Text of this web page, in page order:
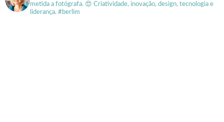
metida a fotógrafa. 😍 Criatividade, inovação, design, tecnologia e
liderança. #berlim